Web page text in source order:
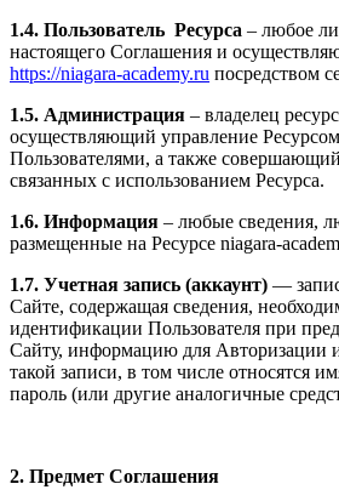
1.4. Пользователь Ресурса – любое
настоящего Соглашения и
https://niagara-academy.ru посредством
1.5. Администрация – владелец
осуществляющий управление
Пользователями, а также
связанных с использованием Ресурса.
1.6. Информация – любые сведения,
размещенные на Ресурсе niagara-
1.7. Учетная запись (аккаунт) —
Сайте, содержащая сведения,
идентификации Пользователя при
Сайту, информацию для Авторизации
такой записи, в том числе относятся
пароль (или другие аналогичные
2. Предмет Соглашения